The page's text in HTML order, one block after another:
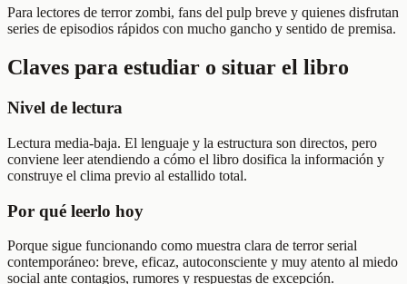
Para lectores de terror zombi, fans del pulp breve y quienes disfrutan
series de episodios rápidos con mucho gancho y sentido de premisa.
Claves para estudiar o situar el libro
Nivel de lectura
Lectura media-baja. El lenguaje y la estructura son directos, pero
conviene leer atendiendo a cómo el libro dosifica la información y
construye el clima previo al estallido total.
Por qué leerlo hoy
Porque sigue funcionando como muestra clara de terror serial
contemporáneo: breve, eficaz, autoconsciente y muy atento al miedo
social ante contagios, rumores y respuestas de excepción.